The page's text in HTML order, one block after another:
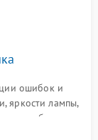
ошибок и
яркости лампы,
работы